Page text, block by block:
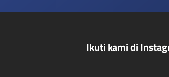
Ikuti kami di